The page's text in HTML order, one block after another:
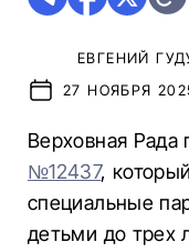
ЕВГЕНИЙ
27 НОЯБРЯ
Верховная Рада
№12437,
специальные
детьми до трех